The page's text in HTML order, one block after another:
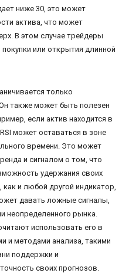
ниже 30, это может
актива, что может
В этом случае трейдеры
или открытия длинной
только
также может быть полезен
если актив находится в
может оставаться в зоне
времени. Это может
и сигналом о том, что
удержания своих
и любой другой индикатор,
давать ложные сигналы,
неопределенного рынка.
использовать его в
и методами анализа, такими
поддержки и
своих прогнозов.